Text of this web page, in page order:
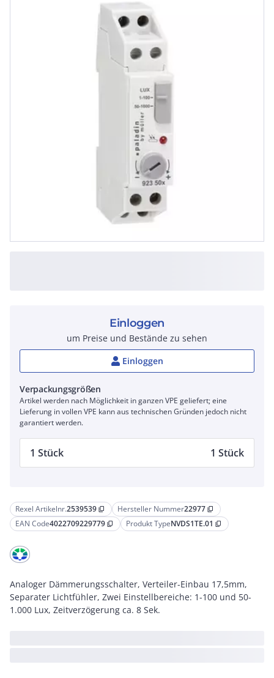
1-100 und 50-1.000 Lux,
Zeitverzögerung ca. 8 Sek.
Rexel Artikelnr.2539539 content_copy Hersteller Nummer22977 content_copy
EAN Code4022709229779 content_copy Produkt TypeNVDS1TE.01 content_copy
Analoger Dämmerungsschalter, Verteiler-Einbau 17,5mm,
Separater Lichtfühler, Zwei Einstellbereiche: 1-100 und 50-
1.000 Lux, Zeitverzögerung ca. 8 Sek.
Einloggen
um Preise und Bestände zu sehen
Einloggen
Verpackungsgrößen
Artikel werden nach Möglichkeit in ganzen VPE geliefert; eine
Lieferung in vollen VPE kann aus technischen Gründen jedoch nicht
garantiert werden.
1 Stück 1 Stück